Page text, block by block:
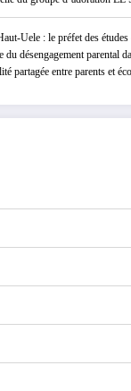
Uele : le préfet des
désengagement parental
partagée entre parents et